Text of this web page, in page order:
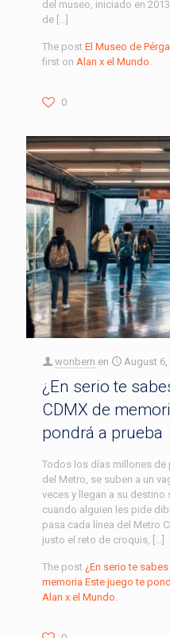
del museo, iniciado en
de […]
The post El Museo de
first on Alan x el Mundo
0
wonbern en August 6,
¿En serio te
CDMX de
pondrá a prueba
Todos los días millones de
del Metro, se suben a un
veces y llegan a su destino
cuando alguien les pide
pasa cada línea del Metro
justo el reto de croquis, […]
The post ¿En serio te
memoria Este juego te
Alan x el Mundo.